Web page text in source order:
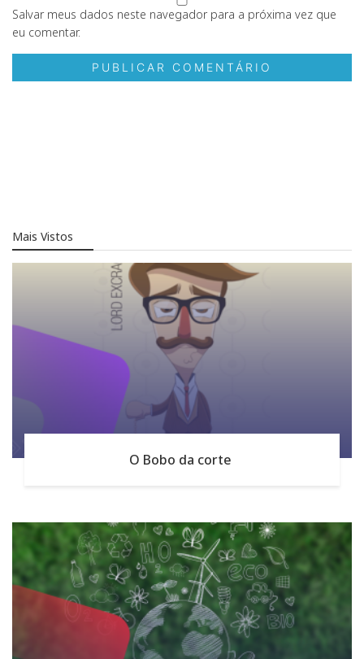
Salvar meus dados neste navegador para a próxima vez que
eu comentar.
Mais Vistos
O Bobo da corte